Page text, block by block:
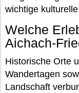
wichtige
Welche
Aichach-
Historische Orte
Wandertagen
Landschaft